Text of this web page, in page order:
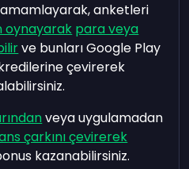
anketleri
oynayarak para veya
ve bunları Google Play
çevirerek
veya uygulamadan
çarkını çevirerek
kazanabilirsiniz.